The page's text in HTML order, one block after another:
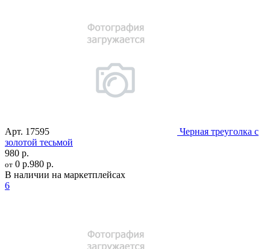
Арт. 17595
Черная треуголка с
золотой тесьмой
980 р.
от 0 р.980 р.
В наличии на маркетплейсах
6